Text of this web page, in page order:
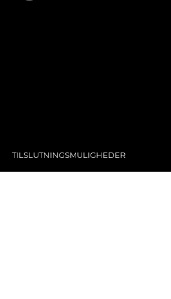
TILSLUTNINGSMULIGHEDER